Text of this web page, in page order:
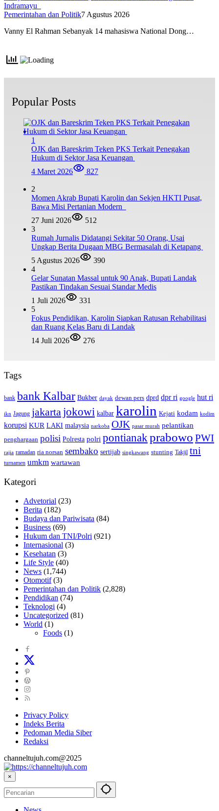
Indramayu
Pemerintahan dan Politik7 Agustus 2026
Vanny El Rahman Sebanyak 14 mahasiswa National Dong…
Popular Posts
1
OJK dan Bareskrim Teken PKS Terkait Penegakan
Hukum di Sektor Jasa Keuangan
4 Maret 2026
827
2
Momen Akrab Bupati Karolin dan Sekjen HKTI Pusat,
Bawa Misi Pertanian Modern
27 Juni 2026
512
3
Rumah Jurnalis Didatangi Sekitar 50 Orang, Usai
Ungkap Berita Dugaan MBG Bermasalah di Ketapang
5 Agustus 2026
390
4
Gelar Sunatan Massal untuk 90 Anak, Bupati Landak
Pastikan Tindakan Sesuai Standar Medis
1 Juli 2026
331
5
Fokus Pendidikan, Karolin Siapkan Ratusan Rehabilitasi
dan Ruang Kelas Baru di Landak
14 Juli 2026
276
Tags
bank bank Kalbar Bukber dayak dewan pers dprd dpr ri google hut ri
ikn Jagung jakarta jokowi kalbar karolin Kejati kodam kodim
korupsi KUR LAKI malaysia narkoba OJK pasar murah pelantikan
penghargaan polisi Polresta polri pontianakprabowo PWI
rajia ramadan ria norsan sembako sertijab singkawang stunting Takjil tni
turnamen umkm wartawan
Kategori
Advetorial (23)
Berita (182)
Budaya dan Pariwisata (84)
Business (69)
Hukum dan TNI/Polri (921)
Internasional (3)
Kesehatan (3)
Life Style (40)
News (1,744)
Otomotif(3)
Pemerintahan dan Politik (2,828)
Pendidikan (74)
Teknologi (4)
Uncategorized (81)
World (1)
Foods (1)
Privacy Policy
Indeks Berita
Pedoman Media Siber
Redaksi
channeltujuh.com@2025
×